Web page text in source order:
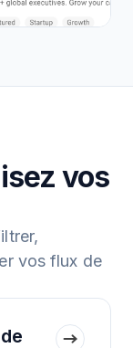
vos
vos flux de